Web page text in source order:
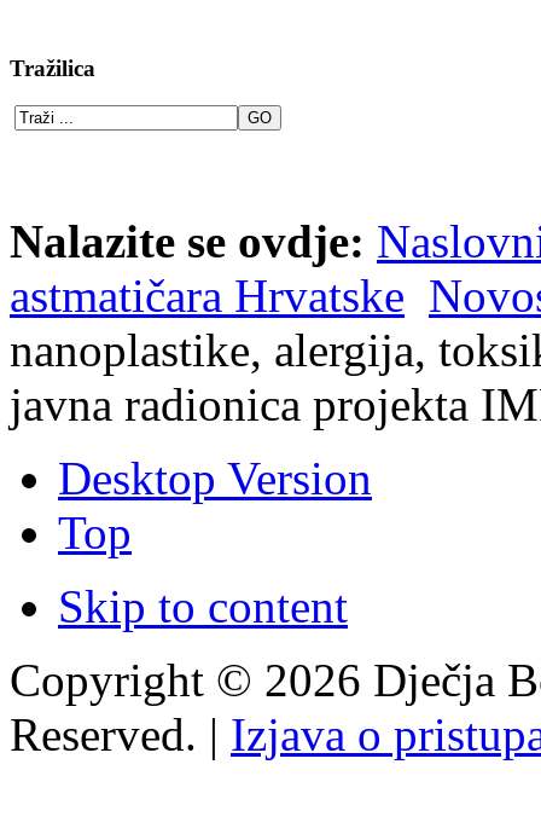
Tražilica
Nalazite se ovdje:
astmatičara Hrvatske
nanoplastike, alergija,
javna radionica projekta
Desktop Version
Top
Skip to content
Copyright © 2026 Dječja
Reserved. | Izjava o